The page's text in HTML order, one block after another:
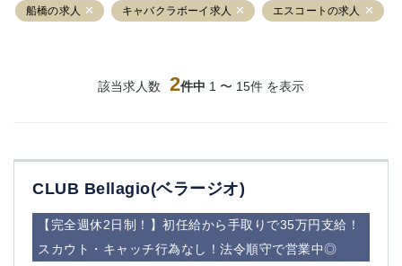
船橋の求人 キャバクラボーイ求人 エスコートの求人
該当求人数 2件中 1 〜 15件 を表示
CLUB Bellagio(ベラージオ)
【完全週休2日制！】初任給から手取りで35万円支給！
スカウト・キャッチ行為なし！法令順守で営業中◎
渋谷
大和
立川
①六本木 ②西麻布
大山
赤坂
高円寺
蒲田東口
多摩センター